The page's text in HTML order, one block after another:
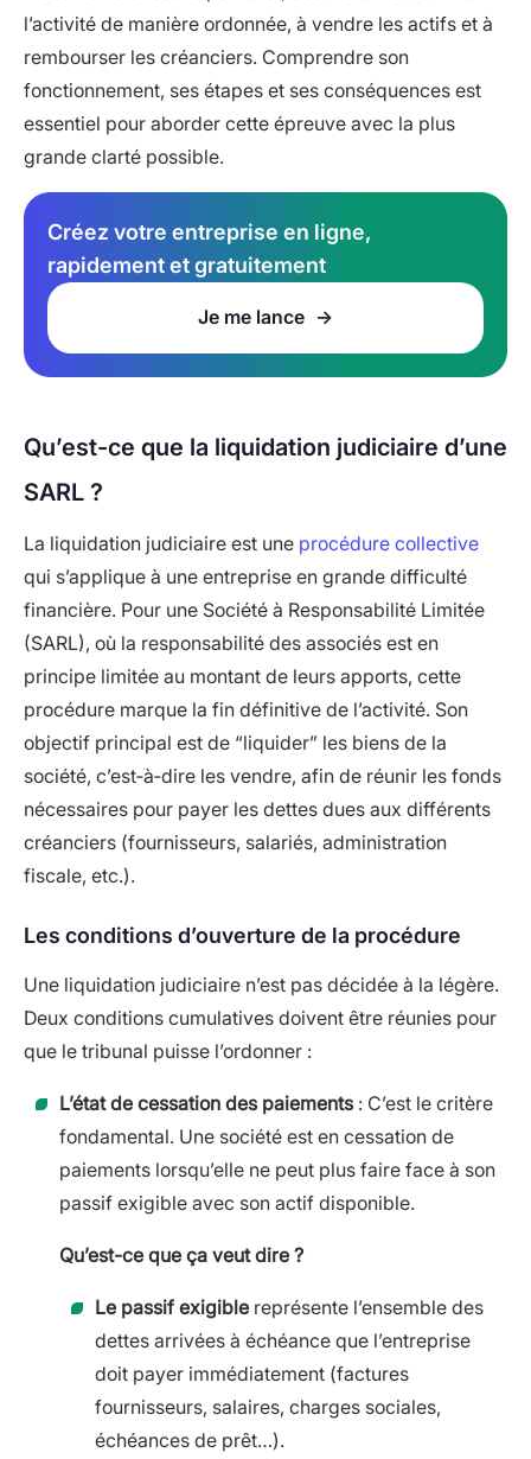
l’activité de manière ordonnée, à vendre les actifs et à
rembourser les créanciers. Comprendre son
fonctionnement, ses étapes et ses conséquences est
essentiel pour aborder cette épreuve avec la plus
grande clarté possible.
Créez votre entreprise en ligne,
rapidement et gratuitement
Je me lance
Qu’est-ce que la liquidation judiciaire d’une
SARL ?
La liquidation judiciaire est une procédure collective
qui s’applique à une entreprise en grande difficulté
financière. Pour une Société à Responsabilité Limitée
(SARL), où la responsabilité des associés est en
principe limitée au montant de leurs apports, cette
procédure marque la fin définitive de l’activité. Son
objectif principal est de “liquider” les biens de la
société, c’est‑à‑dire les vendre, afin de réunir les fonds
nécessaires pour payer les dettes dues aux différents
créanciers (fournisseurs, salariés, administration
fiscale, etc.).
Les conditions d’ouverture de la procédure
Une liquidation judiciaire n’est pas décidée à la légère.
Deux conditions cumulatives doivent être réunies pour
que le tribunal puisse l’ordonner :
L’état de cessation des paiements: C’est le critère
fondamental. Une société est en cessation de
paiements lorsqu’elle ne peut plus faire face à son
passif exigible avec son actif disponible.
Qu’est-ce que ça veut dire ?
Le passif exigible représente l’ensemble des
dettes arrivées à échéance que l’entreprise
doit payer immédiatement (factures
fournisseurs, salaires, charges sociales,
échéances de prêt…).